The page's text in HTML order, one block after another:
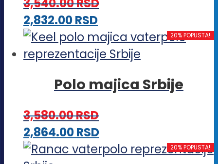
Opcije
biti
izabrane
na
stranici
2,832.00RSDOvaj
proizvod
ima
varijanti.
mogu
biti
izabrane
20% POPUSTA!
Polo majica Srbije
3,580.00RSD
2,864.00RSDOvaj
proizvod
20% POPUSTA!